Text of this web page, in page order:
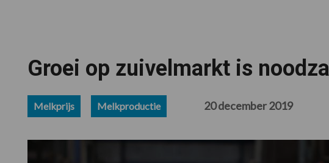
Groei op zuivelmarkt is
Melkprijs Melkproductie 20 december 2019